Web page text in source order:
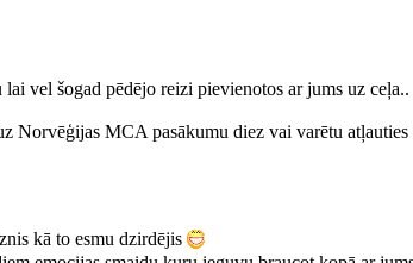
vel šogad pēdējo reizi pievienotos ar jums uz ceļa..
Norvēģijas MCA pasākumu diez vai varētu
kā to esmu dzirdējis